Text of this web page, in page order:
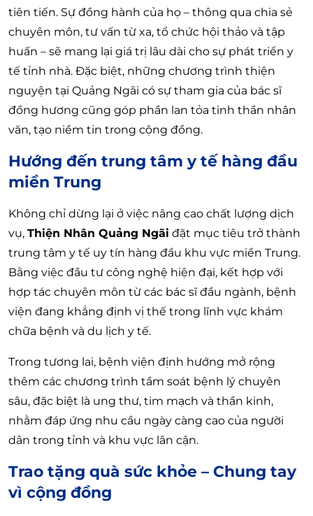
tiên tiến. Sự đồng hành của họ – thông qua chia sẻ
chuyên môn, tư vấn từ xa, tổ chức hội thảo và tập
huấn – sẽ mang lại giá trị lâu dài cho sự phát triển y
tế tỉnh nhà. Đặc biệt, những chương trình thiện
nguyện tại Quảng Ngãi có sự tham gia của bác sĩ
đồng hương cũng góp phần lan tỏa tinh thần nhân
văn, tạo niềm tin trong cộng đồng.
Hướng đến trung tâm y tế hàng đầu
miền Trung
Không chỉ dừng lại ở việc nâng cao chất lượng dịch
vụ, Thiện Nhân Quảng Ngãi đặt mục tiêu trở thành
trung tâm y tế uy tín hàng đầu khu vực miền Trung.
Bằng việc đầu tư công nghệ hiện đại, kết hợp với
hợp tác chuyên môn từ các bác sĩ đầu ngành, bệnh
viện đang khẳng định vị thế trong lĩnh vực khám
chữa bệnh và du lịch y tế.
Trong tương lai, bệnh viện định hướng mở rộng
thêm các chương trình tầm soát bệnh lý chuyên
sâu, đặc biệt là ung thư, tim mạch và thần kinh,
nhằm đáp ứng nhu cầu ngày càng cao của người
dân trong tỉnh và khu vực lân cận.
Trao tặng quà sức khỏe – Chung tay
vì cộng đồng